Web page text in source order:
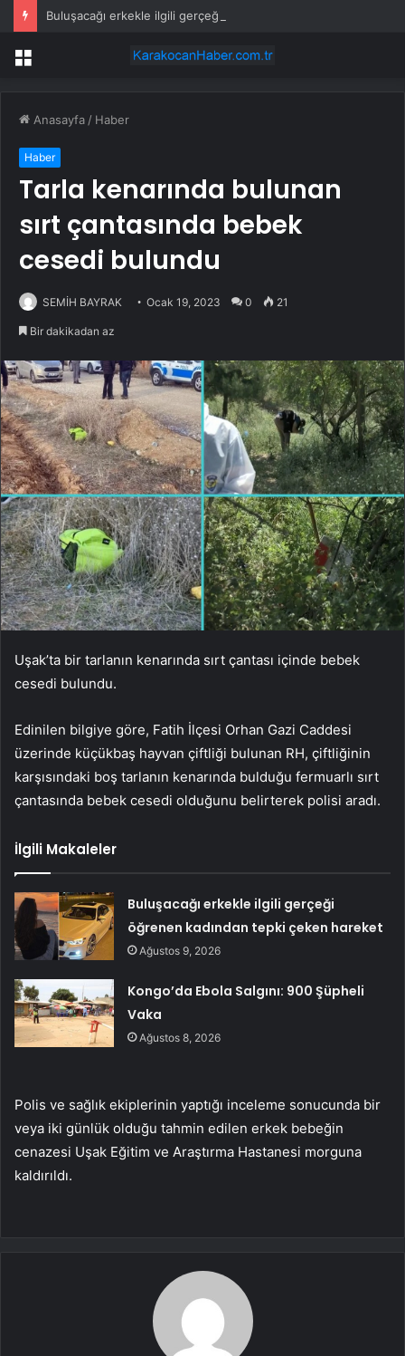
Menü
Anasayfa / Haber
Haber
Tarla kenarında bulunan
sırt çantasında bebek
cesedi bulundu
SEMİH BAYRAK Ocak 19, 2023 0 21
Bir dakikadan az
Uşak’ta bir tarlanın kenarında sırt çantası içinde bebek
cesedi bulundu.
Edinilen bilgiye göre, Fatih İlçesi Orhan Gazi Caddesi
üzerinde küçükbaş hayvan çiftliği bulunan RH, çiftliğinin
karşısındaki boş tarlanın kenarında bulduğu fermuarlı sırt
çantasında bebek cesedi olduğunu belirterek polisi aradı.
İlgili Makaleler
Buluşacağı erkekle ilgili gerçeği
öğrenen kadından tepki çeken hareket
Ağustos 9, 2026
Kongo’da Ebola Salgını: 900 Şüpheli
Vaka
Ağustos 8, 2026
Polis ve sağlık ekiplerinin yaptığı inceleme sonucunda bir
veya iki günlük olduğu tahmin edilen erkek bebeğin
cenazesi Uşak Eğitim ve Araştırma Hastanesi morguna
kaldırıldı.